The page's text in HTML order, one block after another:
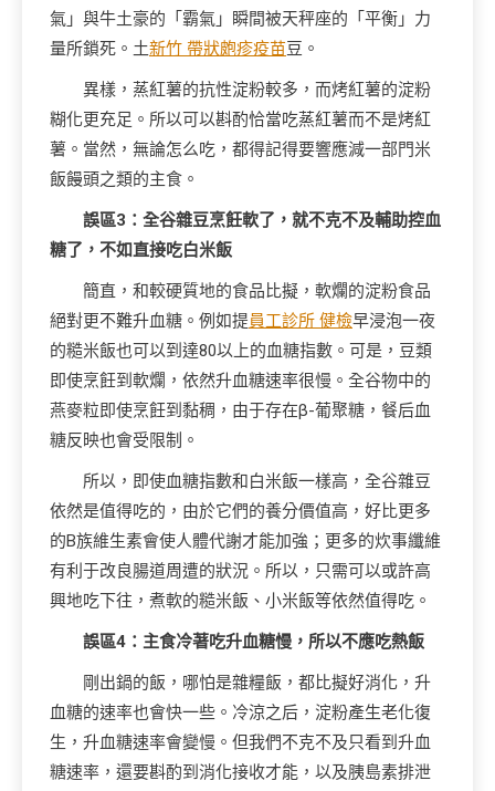
氣」與牛土豪的「霸氣」瞬間被天秤座的「平衡」力
量所鎖死。土新竹 帶狀皰疹疫苗豆。
異樣，蒸紅薯的抗性淀粉較多，而烤紅薯的淀粉
糊化更充足。所以可以斟酌恰當吃蒸紅薯而不是烤紅
薯。當然，無論怎么吃，都得記得要響應減一部門米
飯饅頭之類的主食。
誤區3：全谷雜豆烹飪軟了，就不克不及輔助控血
糖了，不如直接吃白米飯
簡直，和較硬質地的食品比擬，軟爛的淀粉食品
絕對更不難升血糖。例如提員工診所 健檢早浸泡一夜
的糙米飯也可以到達80以上的血糖指數。可是，豆類
即使烹飪到軟爛，依然升血糖速率很慢。全谷物中的
燕麥粒即使烹飪到黏稠，由于存在β-葡聚糖，餐后血
糖反映也會受限制。
所以，即使血糖指數和白米飯一樣高，全谷雜豆
依然是值得吃的，由於它們的養分價值高，好比更多
的B族維生素會使人體代謝才能加強；更多的炊事纖維
有利于改良腸道周遭的狀況。所以，只需可以或許高
興地吃下往，煮軟的糙米飯、小米飯等依然值得吃。
誤區4：主食冷著吃升血糖慢，所以不應吃熱飯
剛出鍋的飯，哪怕是雜糧飯，都比擬好消化，升
血糖的速率也會快一些。冷涼之后，淀粉產生老化復
生，升血糖速率會變慢。但我們不克不及只看到升血
糖速率，還要斟酌到消化接收才能，以及胰島素排泄